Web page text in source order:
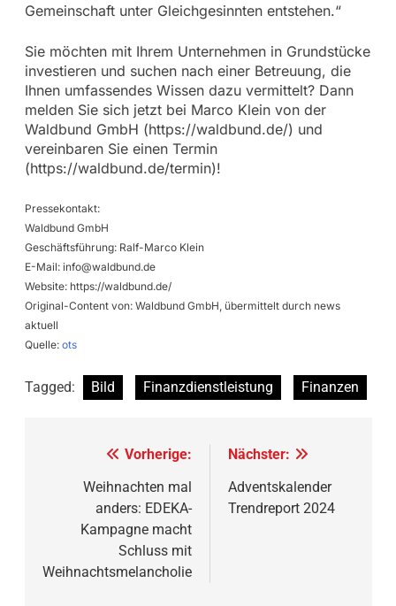
Gemeinschaft unter Gleichgesinnten entstehen.“
Sie möchten mit Ihrem Unternehmen in Grundstücke
investieren und suchen nach einer Betreuung, die
Ihnen umfassendes Wissen dazu vermittelt? Dann
melden Sie sich jetzt bei Marco Klein von der
Waldbund GmbH (https://waldbund.de/) und
vereinbaren Sie einen Termin
(https://waldbund.de/termin)!
Pressekontakt:
Waldbund GmbH
Geschäftsführung: Ralf-Marco Klein
E-Mail: info@waldbund.de
Website: https://waldbund.de/
Original-Content von: Waldbund GmbH, übermittelt durch news
aktuell
Quelle: ots
Tagged: Bild Finanzdienstleistung Finanzen
Beitragsnavigation
Vorherige:
Weihnachten mal
anders: EDEKA-
Kampagne macht
Schluss mit
Weihnachtsmelancholie
Nächster:
Adventskalender
Trendreport 2024